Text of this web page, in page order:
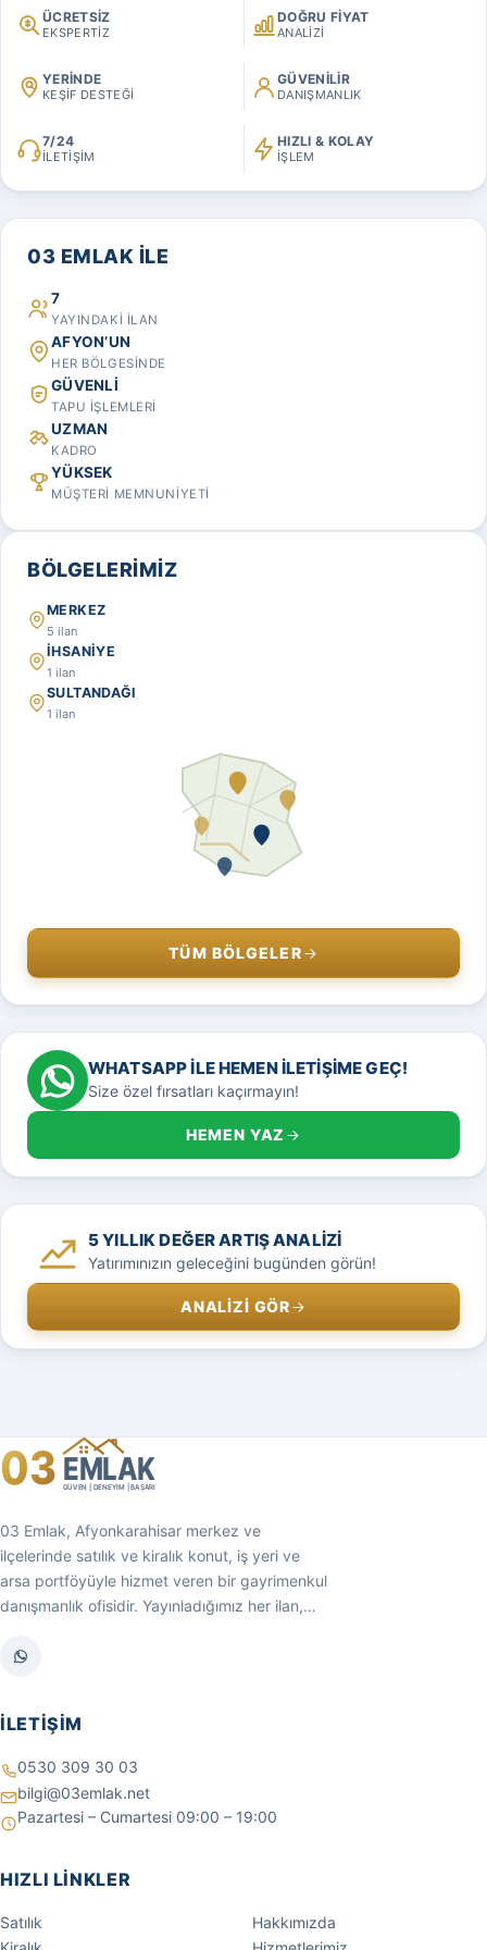
ÜCRETSİZ
EKSPERTİZ
DOĞRU FİYAT
ANALİZİ
YERİNDE
KEŞİF DESTEĞİ
GÜVENİLİR
DANIŞMANLIK
7/24
İLETİŞİM
HIZLI & KOLAY
İŞLEM
03 EMLAK İLE
7
YAYINDAKİ İLAN
AFYON’UN
HER BÖLGESİNDE
GÜVENLİ
TAPU İŞLEMLERİ
UZMAN
KADRO
YÜKSEK
MÜŞTERİ MEMNUNİYETİ
BÖLGELERIMIZ
MERKEZ
5 ilan
İHSANİYE
1 ilan
SULTANDAĞI
1 ilan
TÜM BÖLGELER
WHATSAPP ILE HEMEN ILETIŞIME GEÇ!
Size özel fırsatları kaçırmayın!
HEMEN YAZ
5 YILLIK DEĞER ARTIŞ ANALIZI
Yatırımınızın geleceğini bugünden görün!
ANALIZI GÖR
03 EMLAK
GÜVEN | DENEYİM | BAŞARI
03 Emlak, Afyonkarahisar merkez ve
ilçelerinde satılık ve kiralık konut, iş yeri ve
arsa portföyüyle hizmet veren bir gayrimenkul
danışmanlık ofisidir. Yayınladığımız her ilan,…
İLETIŞIM
0530 309 30 03
bilgi@03emlak.net
Pazartesi – Cumartesi 09:00 – 19:00
HIZLI LINKLER
Satılık
Hakkımızda